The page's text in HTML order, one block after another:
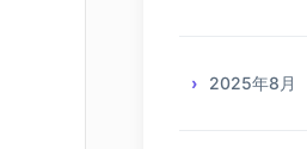
2025年8月